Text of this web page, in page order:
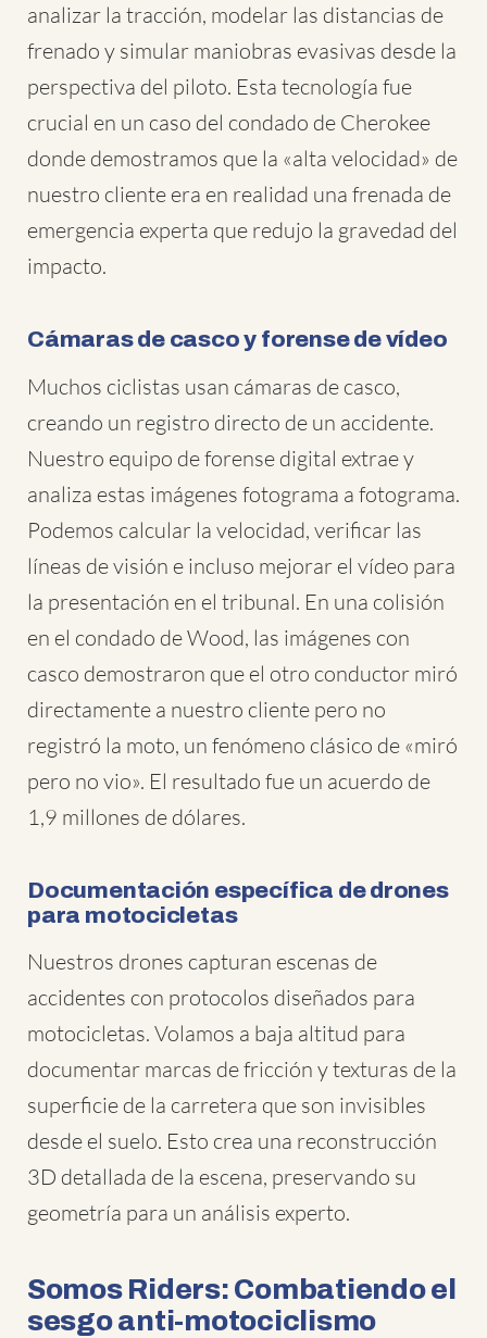
analizar la tracción, modelar las distancias de
frenado y simular maniobras evasivas desde la
perspectiva del piloto. Esta tecnología fue
crucial en un caso del condado de Cherokee
donde demostramos que la «alta velocidad» de
nuestro cliente era en realidad una frenada de
emergencia experta que redujo la gravedad del
impacto.
Cámaras de casco y forense de vídeo
Muchos ciclistas usan cámaras de casco,
creando un registro directo de un accidente.
Nuestro equipo de forense digital extrae y
analiza estas imágenes fotograma a fotograma.
Podemos calcular la velocidad, verificar las
líneas de visión e incluso mejorar el vídeo para
la presentación en el tribunal. En una colisión
en el condado de Wood, las imágenes con
casco demostraron que el otro conductor miró
directamente a nuestro cliente pero no
registró la moto, un fenómeno clásico de «miró
pero no vio». El resultado fue un acuerdo de
1,9 millones de dólares.
Documentación específica de drones
para motocicletas
Nuestros drones capturan escenas de
accidentes con protocolos diseñados para
motocicletas. Volamos a baja altitud para
documentar marcas de fricción y texturas de la
superficie de la carretera que son invisibles
desde el suelo. Esto crea una reconstrucción
3D detallada de la escena, preservando su
geometría para un análisis experto.
Somos Riders: Combatiendo el
sesgo anti-motociclismo